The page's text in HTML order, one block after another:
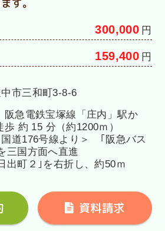
す。
300,000 円
159,400 円
市三和町3-8-6
急電鉄宝塚線「庄内」駅か
歩 約 15 分（約1200ｍ）
国道176号線より＞ ｢阪急バス
三国方面へ直進
２｣を右折し、約50ｍ
資料請求